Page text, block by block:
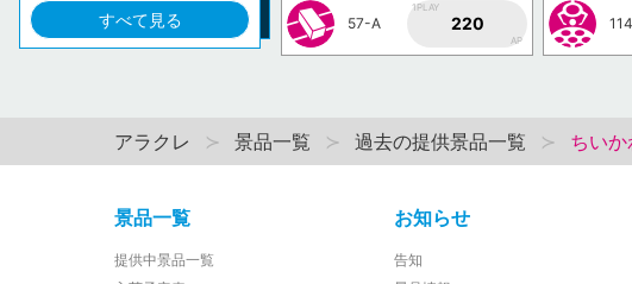
すべて見る 57-A
1PLAY
220
AP
アラクレ 景品一覧 過去の提供景品一覧 ちい
景品一覧
提供中景品一覧
お知らせ
告知